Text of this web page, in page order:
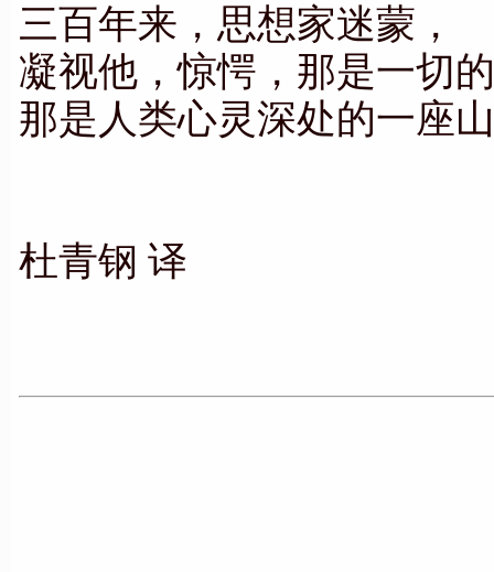
三百年来，思想家迷蒙，
凝视他，惊愕，那是一切
那是人类心灵深处的一座
杜青钢 译